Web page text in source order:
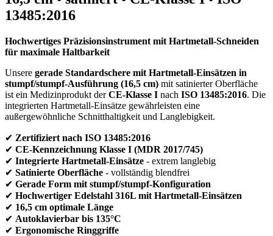
13485:2016
Hochwertiges Präzisionsinstrument mit Hartmetall-Schneiden
für maximale Haltbarkeit
Unsere gerade Standardschere mit Hartmetall-Einsätzen in
stumpf/stumpf-Ausführung (16,5 cm) mit satinierter Oberfläche
ist ein Medizinprodukt derCE-Klasse I nach ISO 13485:2016. Die
integrierten Hartmetall-Einsätze gewährleisten eine
außergewöhnliche Schnitthaltigkeit und Langlebigkeit.
✔ Zertifiziert nach ISO 13485:2016
✔ CE-Kennzeichnung Klasse I (MDR 2017/745)
✔ Integrierte Hartmetall-Einsätze - extrem langlebig
✔ Satinierte Oberfläche - vollständig blendfrei
✔ Gerade Form mit stumpf/stumpf-Konfiguration
✔ Hochwertiger Edelstahl 316L mit Hartmetall-Einsätzen
✔ 16,5 cm optimale Länge
✔ Autoklavierbar bis 135°C
✔ Ergonomische Ringgriffe